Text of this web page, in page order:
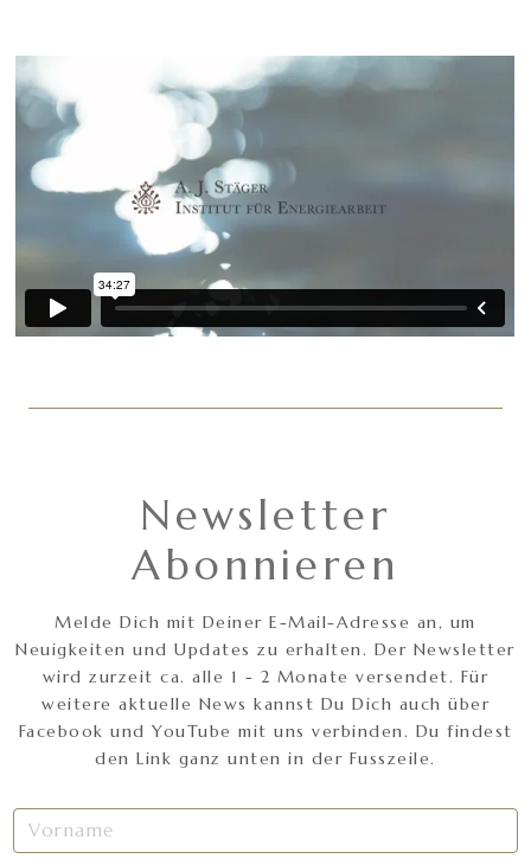
Newsletter
Abonnieren
Melde Dich mit Deiner E-Mail-Adresse an, um
Neuigkeiten und Updates zu erhalten. Der Newsletter
wird zurzeit ca. alle 1 - 2 Monate versendet. Für
weitere aktuelle News kannst Du Dich auch über
Facebook und YouTube mit uns verbinden. Du findest
den Link ganz unten in der Fusszeile.